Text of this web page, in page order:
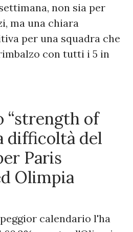
non sia per
ma una chiara
per una squadra che
con tutti i 5 in
“strength of
difficoltà del
Paris
Olimpia
calendario l'ha